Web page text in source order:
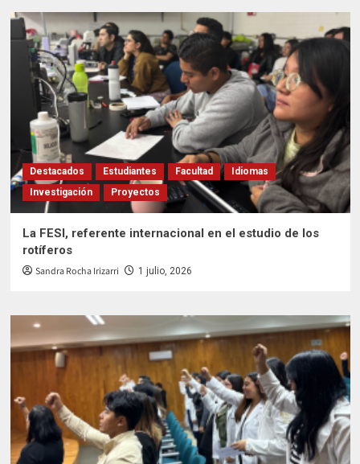
Destacados Estudiantes Facultad
Idiomas
Investigación
Proyectos
La FESI, referente internacional en el estudio de los
rotíferos
Sandra Rocha Irizarri 1 julio, 2026